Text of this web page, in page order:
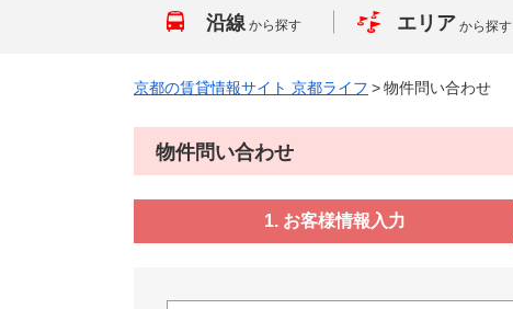
沿線 から探す エリア から探す
京都の賃貸情報サイト 京都ライフ >物件問い合わせ
物件問い合わせ
1. お客様情報入力